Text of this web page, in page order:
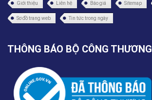
Giới thiệu Liên hệ Báo giá Sitemap
Sơ đồ trang web Tin tức trong ngày
THÔNG BÁO BỘ CÔNG THƯƠNG